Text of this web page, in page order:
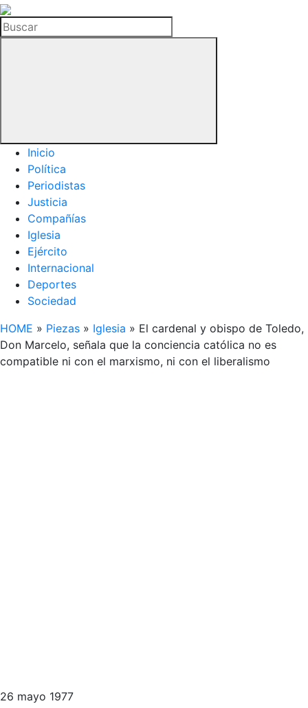
La
Hemeroteca
del
Buscar
Inicio
Política
Periodistas
Justicia
Compañías
Iglesia
Ejército
Internacional
Deportes
Sociedad
HOME » Piezas » Iglesia » El cardenal y obispo de Toledo,
Don Marcelo, señala que la conciencia católica no es
compatible ni con el marxismo, ni con el liberalismo
26 mayo 1977